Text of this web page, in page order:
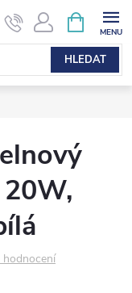
HLEDAT
NÁKUPNÍ
KOŠÍK